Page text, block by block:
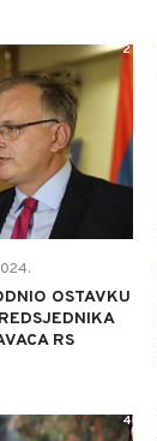
OSTAVKU
RS
2
4